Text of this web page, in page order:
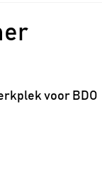
voor BDO